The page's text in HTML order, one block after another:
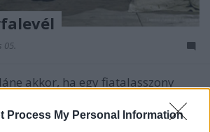
Process My Personal Information
05.
akkor, ha egy fiatalasszony
szûzies viselkedése csak